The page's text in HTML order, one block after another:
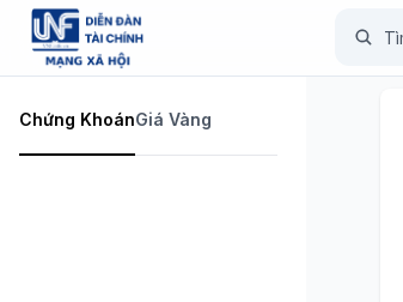
Chứng KhoánGiá Vàng